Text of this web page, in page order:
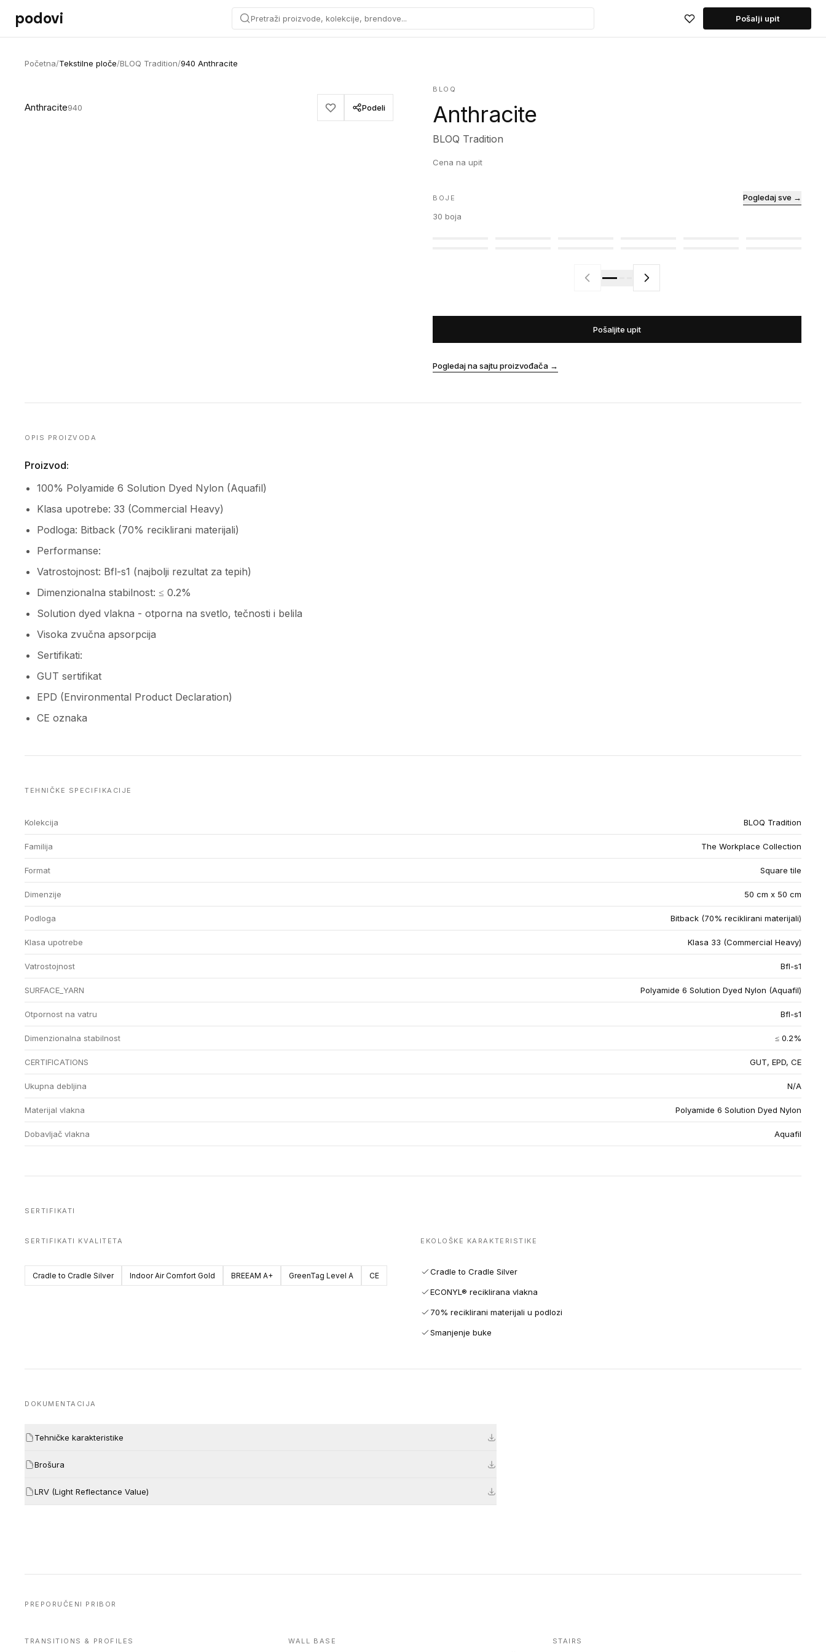
Preskoči na sadržaj
podovi Pretraži proizvode, kolekcije, brendove... Pošalji upit
Početna/Tekstilne ploče/BLOQ Tradition/940 Anthracite
Anthracite940 Podeli
BLOQ
Anthracite
BLOQ Tradition
Cena na upit
BOJE
30 boja
Pogledaj sve →
Pošaljite upit
Pogledaj na sajtu proizvođača →
OPIS PROIZVODA
Proizvod:
100% Polyamide 6 Solution Dyed Nylon (Aquafil)
Klasa upotrebe: 33 (Commercial Heavy)
Podloga: Bitback (70% reciklirani materijali)
Performanse:
Vatrostojnost: Bfl-s1 (najbolji rezultat za tepih)
Dimenzionalna stabilnost: ≤ 0.2%
Solution dyed vlakna - otporna na svetlo, tečnosti i belila
Visoka zvučna apsorpcija
Sertifikati:
GUT sertifikat
EPD (Environmental Product Declaration)
CE oznaka
TEHNIČKE SPECIFIKACIJE
Kolekcija BLOQ Tradition
Familija The Workplace Collection
Format Square tile
Dimenzije 50 cm x 50 cm
Podloga Bitback (70% reciklirani materijali)
Klasa upotrebe Klasa 33 (Commercial Heavy)
Vatrostojnost Bfl-s1
SURFACE_YARN Polyamide 6 Solution Dyed Nylon (Aquafil)
Otpornost na vatru Bfl-s1
Dimenzionalna stabilnost ≤ 0.2%
CERTIFICATIONS GUT, EPD, CE
Ukupna debljina N/A
Materijal vlakna Polyamide 6 Solution Dyed Nylon
Dobavljač vlakna Aquafil
SERTIFIKATI
SERTIFIKATI KVALITETA
Cradle to Cradle Silver Indoor Air Comfort Gold BREEAM A+ GreenTag Level A CE
EKOLOŠKE KARAKTERISTIKE
Cradle to Cradle Silver
ECONYL® reciklirana vlakna
70% reciklirani materijali u podlozi
Smanjenje buke
DOKUMENTACIJA
Tehničke karakteristike
Brošura
LRV (Light Reflectance Value)
PREPORUČENI PRIBOR
TRANSITIONS & PROFILES WALL BASE STAIRS